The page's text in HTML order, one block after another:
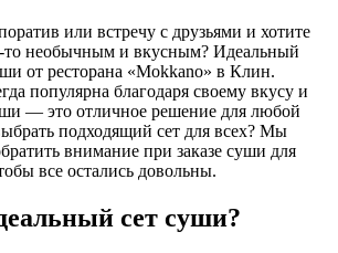
или встречу с друзьями и хотите
то необычным и вкусным? Идеальный
от ресторана «Mokkano» в Клин.
популярна благодаря своему вкусу и
— это отличное решение для любой
подходящий сет для всех? Мы
внимание при заказе суши для
все остались довольны.
сет суши?